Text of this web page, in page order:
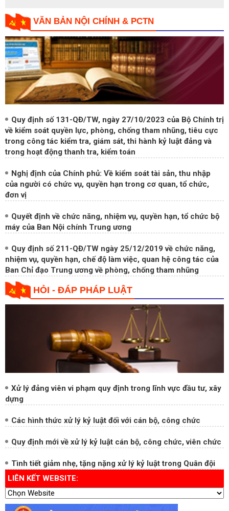
Quy định số 131-QĐ/TW, ngày 27/10/2023 của Bộ Chính trị
về kiểm soát quyền lực, phòng, chống tham nhũng, tiêu cực
trong công tác kiểm tra, giám sát, thi hành kỷ luật đảng và
trong hoạt động thanh tra, kiểm toán
Nghị định của Chính phủ: Về kiểm soát tài sản, thu nhập
của người có chức vụ, quyền hạn trong cơ quan, tổ chức,
đơn vị
Quyết định về chức năng, nhiệm vụ, quyền hạn, tổ chức bộ
máy của Ban Nội chính Trung ương
Quy định số 211-QĐ/TW ngày 25/12/2019 về chức năng,
nhiệm vụ, quyền hạn, chế độ làm việc, quan hệ công tác của
Ban Chỉ đạo Trung ương về phòng, chống tham nhũng
Xử lý đảng viên vi phạm quy định trong lĩnh vực đầu tư, xây
Các hình thức xử lý kỷ luật đối với cán bộ, công chức
Quy định mới về xử lý kỷ luật cán bộ, công chức, viên chức
Tình tiết giảm nhẹ, tặng nặng xử lý kỷ luật trong Quân đội
LIÊN KẾT WEBSITE:
Trang chủ Hộp thư điện tử công vụ